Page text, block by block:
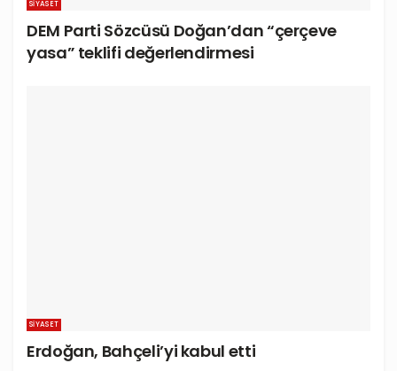
SIYASET
DEM Parti Sözcüsü Doğan’dan “çerçeve
yasa” teklifi değerlendirmesi
SIYASET
Erdoğan, Bahçeli’yi kabul etti